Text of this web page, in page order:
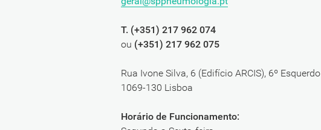
T. (+351) 217 962 074
ou (+351) 217 962 075
Rua Ivone Silva, 6 (Edifício ARCIS), 6º Esquerdo
1069-130 Lisboa
Horário de Funcionamento: